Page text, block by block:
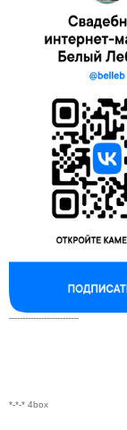
--------------------------
*-*-* 4box